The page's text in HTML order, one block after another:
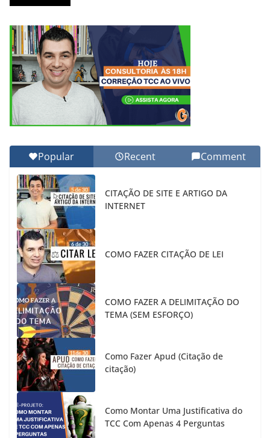
Popular Recent Comment
CITAÇÃO DE SITE E ARTIGO DA
INTERNET
COMO FAZER CITAÇÃO DE LEI
COMO FAZER A DELIMITAÇÃO DO
TEMA (SEM ESFORÇO)
Como Fazer Apud (Citação de
citação)
Como Montar Uma Justificativa do
TCC Com Apenas 4 Perguntas